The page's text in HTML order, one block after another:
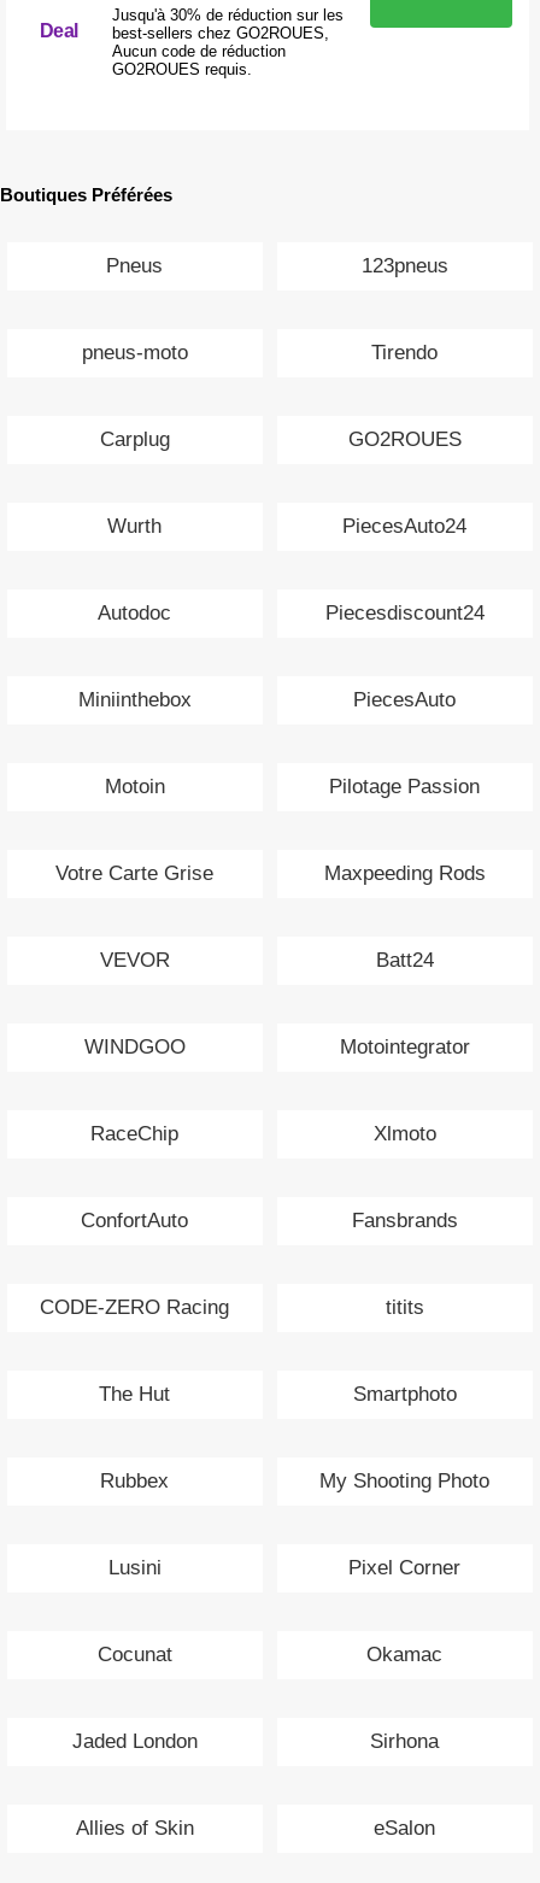
Deal
Jusqu'à 30% de réduction sur les
best-sellers chez GO2ROUES,
Aucun code de réduction
GO2ROUES requis.
Boutiques Préférées
Pneus 123pneus
pneus-moto Tirendo
Carplug GO2ROUES
Wurth PiecesAuto24
Autodoc Piecesdiscount24
Miniinthebox PiecesAuto
Motoin Pilotage Passion
Votre Carte Grise Maxpeeding Rods
VEVOR Batt24
WINDGOO Motointegrator
RaceChip Xlmoto
ConfortAuto Fansbrands
CODE-ZERO Racing titits
The Hut Smartphoto
Rubbex My Shooting Photo
Lusini Pixel Corner
Cocunat Okamac
Jaded London Sirhona
Allies of Skin eSalon